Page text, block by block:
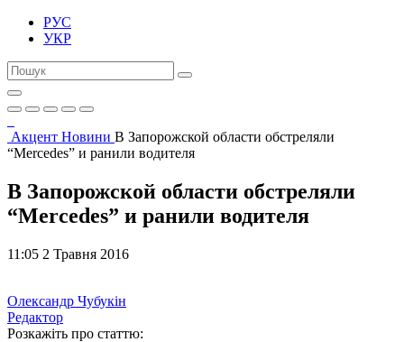
РУС
УКР
Акцент Новини В Запорожской области обстреляли
“Mercedes” и ранили водителя
В Запорожской области обстреляли
“Mercedes” и ранили водителя
11:05 2 Травня 2016
Олександр Чубукін
Редактор
Розкажіть про статтю: